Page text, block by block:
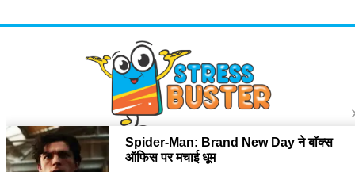
About Us